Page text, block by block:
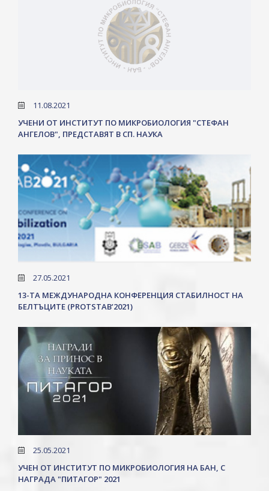
11.08.2021
УЧЕНИ ОТ ИНСТИТУТ ПО МИКРОБИОЛОГИЯ "СТЕФАН
АНГЕЛОВ", ПРЕДСТАВЯТ В СП. НАУКА
27.05.2021
13-ТА МЕЖДУНАРОДНА КОНФЕРЕНЦИЯ СТАБИЛНОСТ НА
БЕЛТЪЦИТЕ (PROTSTAB’2021)
25.05.2021
УЧЕН ОТ ИНСТИТУТ ПО МИКРОБИОЛОГИЯ НА БАН, С
НАГРАДА "ПИТАГОР" 2021